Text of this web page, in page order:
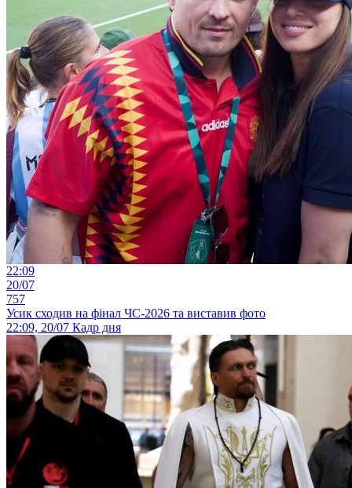
22:09
20/07
757
Усик сходив на фінал ЧС-2026 та виставив фото
22:09, 20/07 Кадр дня